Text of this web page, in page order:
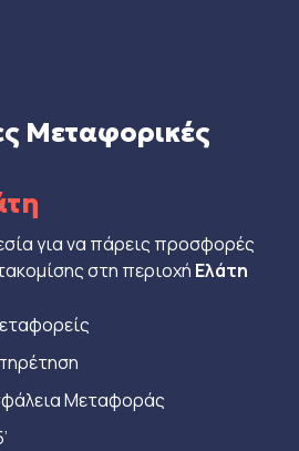
Μεταφορικές
για να πάρεις προσφορές
στη περιοχή Ελάτη
Μεταφοράς